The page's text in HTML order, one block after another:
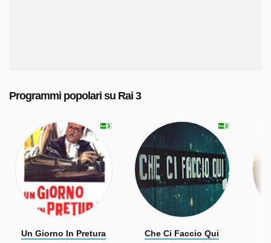
Programmi popolari su Rai 3
Un Giorno In Pretura Che Ci Faccio Qui